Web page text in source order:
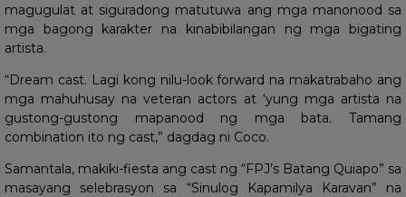
magugulat at siguradong matutuwa ang mga manonood sa
mga bagong karakter na kinabibilangan ng mga bigating
artista.
“Dream cast. Lagi kong nilu-look forward na makatrabaho ang
mga mahuhusay na veteran actors at ‘yung mga artista na
gustong-gustong mapanood ng mga bata. Tamang
combination ito ng cast,” dagdag ni Coco.
Samantala, makiki-fiesta ang cast ng “FPJ’s Batang Quiapo” sa
masayang selebrasyon sa “Sinulog Kapamilya Karavan” na